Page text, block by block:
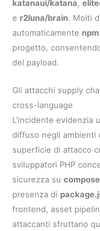
katanaui/katana,
e r2luna/brain. Molti
automaticamente
progetto,
del payload.
Gli attacchi supply
cross-language
L’incidente evidenzia
diffuso negli ambienti
superficie di attacco
sviluppatori PHP
sicurezza su
presenza di
frontend, asset
attaccanti sfruttano